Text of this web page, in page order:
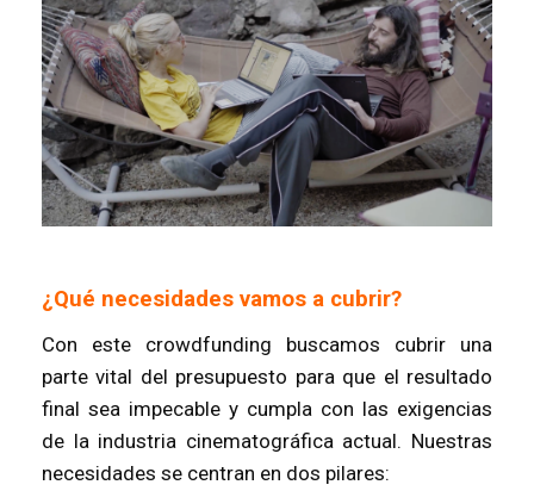
¿Qué necesidades vamos a cubrir?
Con este crowdfunding buscamos cubrir una
parte vital del presupuesto para que el resultado
final sea impecable y cumpla con las exigencias
de la industria cinematográfica actual. Nuestras
necesidades se centran en dos pilares: